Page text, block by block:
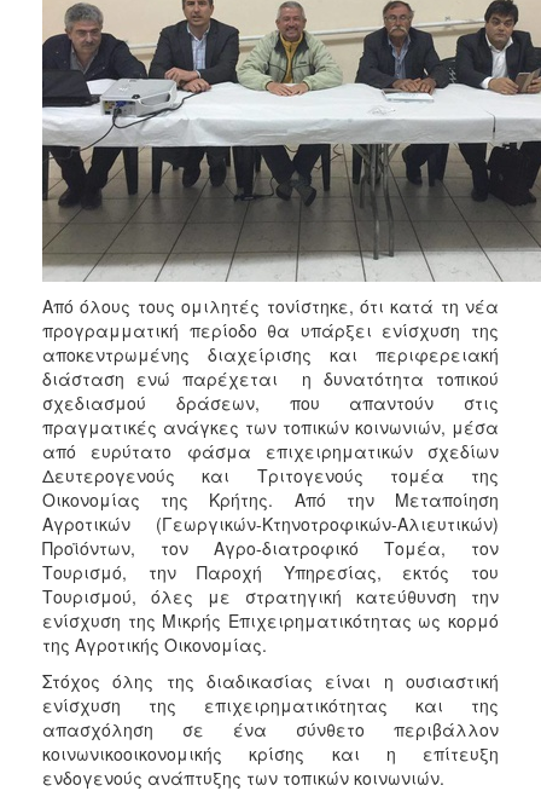
Από όλους τους ομιλητές τονίστηκε, ότι κατά τη νέα
προγραμματική περίοδο θα υπάρξει ενίσχυση της
αποκεντρωμένης διαχείρισης και περιφερειακή
διάσταση ενώ παρέχεται η δυνατότητα τοπικού
σχεδιασμού δράσεων, που απαντούν στις
πραγματικές ανάγκες των τοπικών κοινωνιών, μέσα
από ευρύτατο φάσμα επιχειρηματικών σχεδίων
Δευτερογενούς και Τριτογενούς τομέα της
Οικονομίας της Κρήτης. Από την Μεταποίηση
Αγροτικών (Γεωργικών-Κτηνοτροφικών-Αλιευτικών)
Προϊόντων, τον Αγρο-διατροφικό Τομέα, τον
Τουρισμό, την Παροχή Υπηρεσίας, εκτός του
Τουρισμού, όλες με στρατηγική κατεύθυνση την
ενίσχυση της Μικρής Επιχειρηματικότητας ως κορμό
της Αγροτικής Οικονομίας.
Στόχος όλης της διαδικασίας είναι η ουσιαστική
ενίσχυση της επιχειρηματικότητας και της
απασχόληση σε ένα σύνθετο περιβάλλον
κοινωνικοοικονομικής κρίσης και η επίτευξη
ενδογενούς ανάπτυξης των τοπικών κοινωνιών.